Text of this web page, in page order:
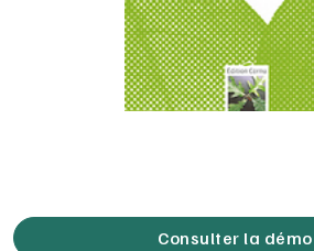
Consulter la démo